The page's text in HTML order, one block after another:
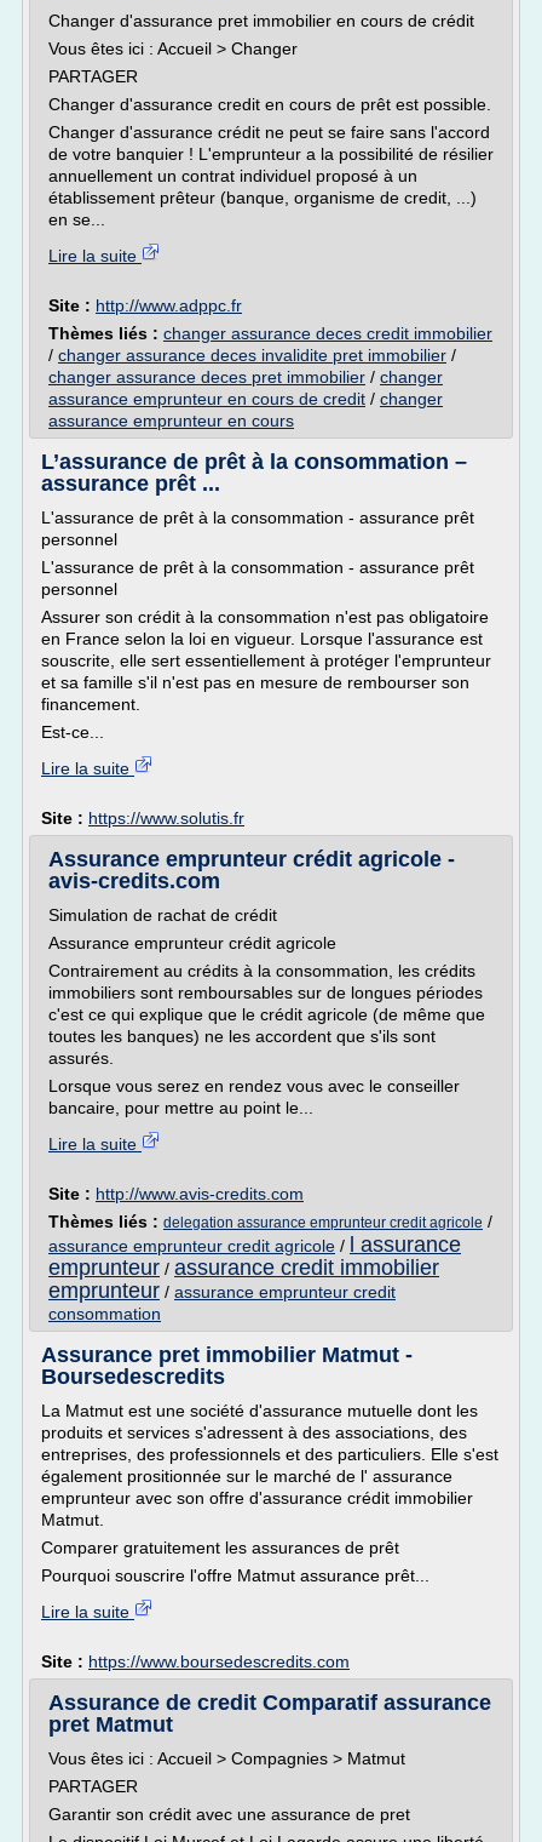
Changer d'assurance pret immobilier en cours de crédit
Vous êtes ici : Accueil > Changer
PARTAGER
Changer d'assurance credit en cours de prêt est possible.
Changer d'assurance crédit ne peut se faire sans l'accord
de votre banquier ! L'emprunteur a la possibilité de résilier
annuellement un contrat individuel proposé à un
établissement prêteur (banque, organisme de credit, ...)
en se...
Lire la suite
Site : http://www.adppc.fr
Thèmes liés : changer assurance deces credit immobilier
/ changer assurance deces invalidite pret immobilier /
changer assurance deces pret immobilier / changer
assurance emprunteur en cours de credit / changer
assurance emprunteur en cours
L’assurance de prêt à la consommation –
assurance prêt ...
L'assurance de prêt à la consommation - assurance prêt
personnel
L'assurance de prêt à la consommation - assurance prêt
personnel
Assurer son crédit à la consommation n'est pas obligatoire
en France selon la loi en vigueur. Lorsque l'assurance est
souscrite, elle sert essentiellement à protéger l'emprunteur
et sa famille s'il n'est pas en mesure de rembourser son
financement.
Est-ce...
Lire la suite
Site : https://www.solutis.fr
Assurance emprunteur crédit agricole -
avis-credits.com
Simulation de rachat de crédit
Assurance emprunteur crédit agricole
Contrairement au crédits à la consommation, les crédits
immobiliers sont remboursables sur de longues périodes
c'est ce qui explique que le crédit agricole (de même que
toutes les banques) ne les accordent que s'ils sont
assurés.
Lorsque vous serez en rendez vous avec le conseiller
bancaire, pour mettre au point le...
Lire la suite
Site : http://www.avis-credits.com
Thèmes liés : delegation assurance emprunteur credit agricole /
assurance emprunteur credit agricole /
l assurance
emprunteur / assurance credit immobilier
emprunteur / assurance emprunteur credit
consommation
Assurance pret immobilier Matmut -
Boursedescredits
La Matmut est une société d'assurance mutuelle dont les
produits et services s'adressent à des associations, des
entreprises, des professionnels et des particuliers. Elle s'est
également prositionnée sur le marché de l' assurance
emprunteur avec son offre d'assurance crédit immobilier
Matmut.
Comparer gratuitement les assurances de prêt
Pourquoi souscrire l'offre Matmut assurance prêt...
Lire la suite
Site : https://www.boursedescredits.com
Assurance de credit Comparatif assurance
pret Matmut
Vous êtes ici : Accueil > Compagnies > Matmut
PARTAGER
Garantir son crédit avec une assurance de pret